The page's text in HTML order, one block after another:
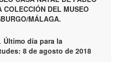
COLECCIÓN DEL MUSEO
MÁLAGA.
Último día para la
8 de agosto de 2018